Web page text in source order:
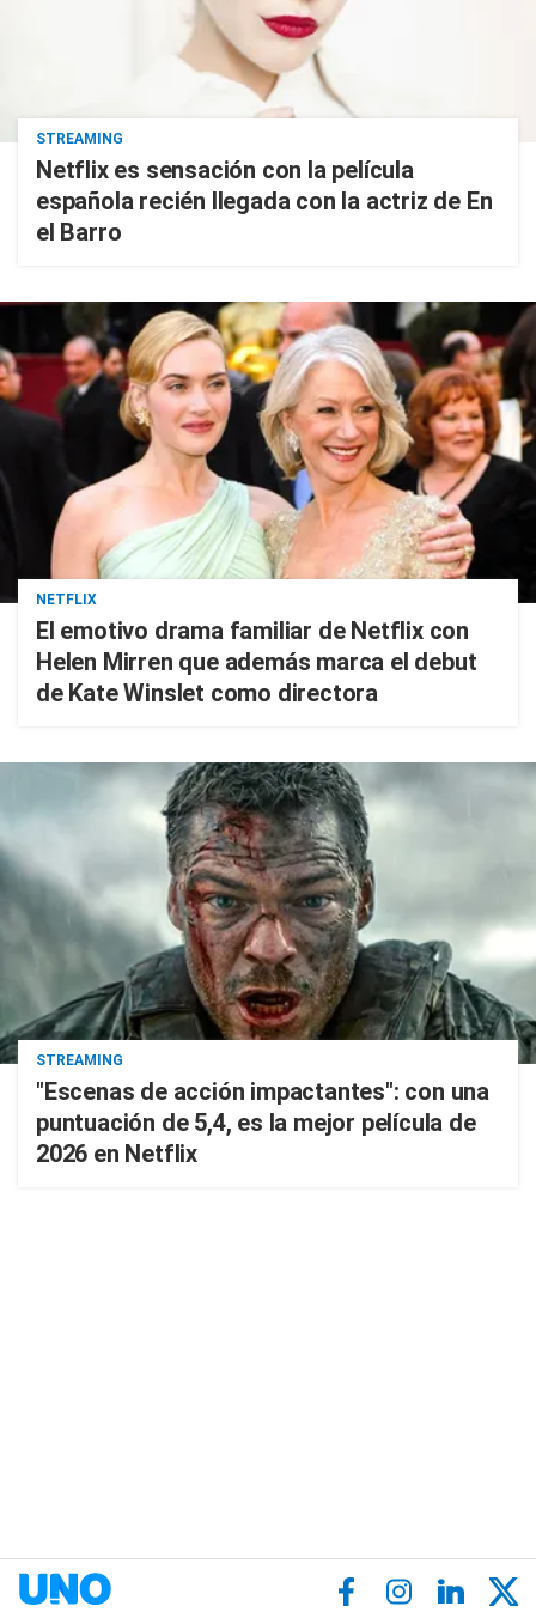
STREAMING
Netflix es sensación con la película
española recién llegada con la actriz de En
el Barro
NETFLIX
El emotivo drama familiar de Netflix con
Helen Mirren que además marca el debut
de Kate Winslet como directora
STREAMING
"Escenas de acción impactantes": con una
puntuación de 5,4, es la mejor película de
2026 en Netflix